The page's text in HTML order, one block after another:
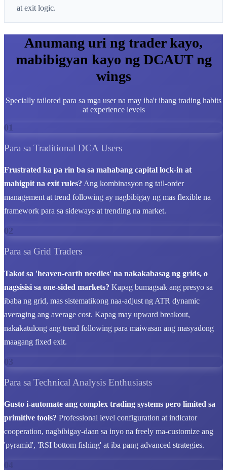
at exit logic.
Anumang uri ng trader kayo,
mabibigyan kayo ng DCAUT ng
wings
Specially tailored para sa mga user na may iba't ibang trading habits
at experience levels
01
Para sa Traditional DCA Users
Frustrated ka pa rin ba sa mahabang capital lock-in at
mahigpit na exit rules? Ang kombinasyon ng tail-order
management at trend following ay nagbibigay ng mas flexible na
framework para sa sideways at trending na market.
02
Para sa Grid Traders
Takot sa 'heaven-earth needles' na nakakabasag ng grids, o
nagsisisi sa one-sided markets? Kapag bumagsak ang presyo sa
ibaba ng grid, mas sistematikong naa-adjust ng ATR dynamic
averaging ang average cost. Kapag may upward breakout,
nakakatulong ang trend following para maiwasan ang masyadong
maagang fixed exit.
03
Para sa Technical Analysis Enthusiasts
Gusto i-automate ang complex trading systems pero limited sa
primitive tools? Professional level configuration at indicator
cooperation, nagbibigay-daan sa inyo na freely ma-customize ang
'pyramid', 'RSI bottom fishing' at iba pang advanced strategies.